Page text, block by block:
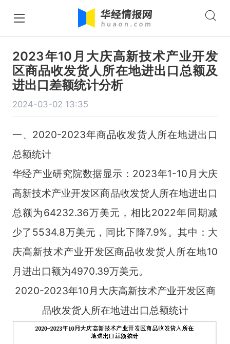
2023年10月大庆高新技术产业开发
区商品收发货人所在地进出口总额及
进出口差额统计分析
2024-03-02 13:35
一、2020-2023年商品收发货人所在地进出口
总额统计
华经产业研究院数据显示：2023年1-10月大庆
高新技术产业开发区商品收发货人所在地进出口
总额为64232.36万美元，相比2022年同期减
少了5534.8万美元，同比下降7.9%。其中：大
庆高新技术产业开发区商品收发货人所在地10
月进出口额为4970.39万美元。
2020-2023年10月大庆高新技术产业开发区商
品收发货人所在地进出口总额统计